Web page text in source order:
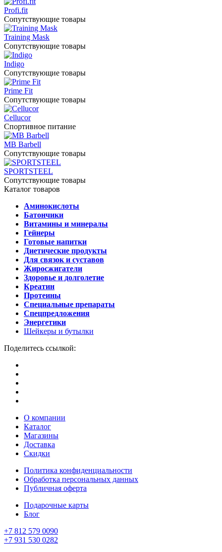
Profi.fit
Сопутствующие товары
Training Mask
Сопутствующие товары
Indigo
Сопутствующие товары
Prime Fit
Сопутствующие товары
Cellucor
Спортивное питание
MB Barbell
Сопутствующие товары
SPORTSTEEL
Сопутствующие товары
Каталог товаров
Аминокислоты
Батончики
Витамины и минералы
Гейнеры
Готовые напитки
Диетические продукты
Для связок и суставов
Жиросжигатели
Здоровье и долголетие
Креатин
Протеины
Специальные препараты
Спецпредложения
Энергетики
Шейкеры и бутылки
Поделитесь ссылкой:
О компании
Каталог
Магазины
Доставка
Скидки
Политика конфиденциальности
Обработка персональных данных
Публичная оферта
Подарочные карты
Блог
+7 812 579 0090
+7 931 530 0282